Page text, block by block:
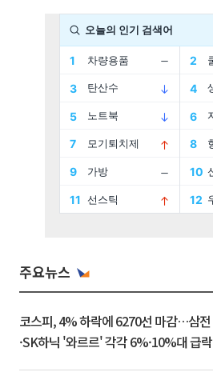
주요뉴스
코스피, 4% 하락에 6270선 마감…삼전
·SK하닉 '와르르' 각각 6%·10%대 급락